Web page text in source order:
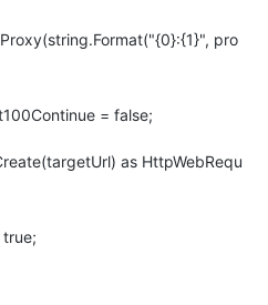
pro
= false;
as HttpWebRequ